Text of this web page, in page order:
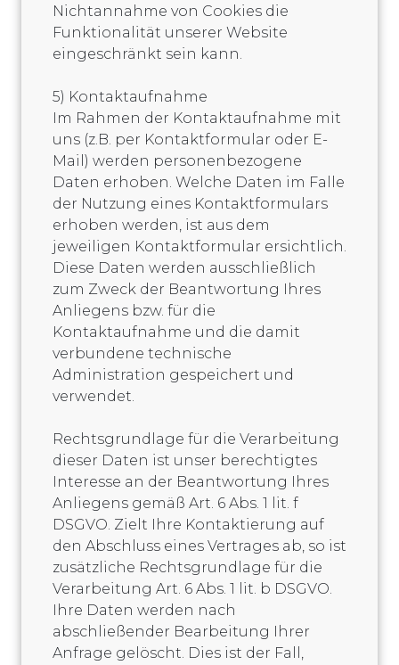
Nichtannahme von Cookies die
Funktionalität unserer Website
eingeschränkt sein kann.
5) Kontaktaufnahme
Im Rahmen der Kontaktaufnahme mit
uns (z.B. per Kontaktformular oder E-
Mail) werden personenbezogene
Daten erhoben. Welche Daten im Falle
der Nutzung eines Kontaktformulars
erhoben werden, ist aus dem
jeweiligen Kontaktformular ersichtlich.
Diese Daten werden ausschließlich
zum Zweck der Beantwortung Ihres
Anliegens bzw. für die
Kontaktaufnahme und die damit
verbundene technische
Administration gespeichert und
verwendet.
Rechtsgrundlage für die Verarbeitung
dieser Daten ist unser berechtigtes
Interesse an der Beantwortung Ihres
Anliegens gemäß Art. 6 Abs. 1 lit. f
DSGVO. Zielt Ihre Kontaktierung auf
den Abschluss eines Vertrages ab, so ist
zusätzliche Rechtsgrundlage für die
Verarbeitung Art. 6 Abs. 1 lit. b DSGVO.
Ihre Daten werden nach
abschließender Bearbeitung Ihrer
Anfrage gelöscht. Dies ist der Fall,